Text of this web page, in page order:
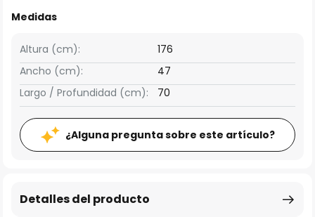
Medidas
Ancho (cm): 47
Altura (cm): 176
Largo / Profundidad (cm): 70
¿Alguna pregunta sobre este artículo?
Detalles del producto